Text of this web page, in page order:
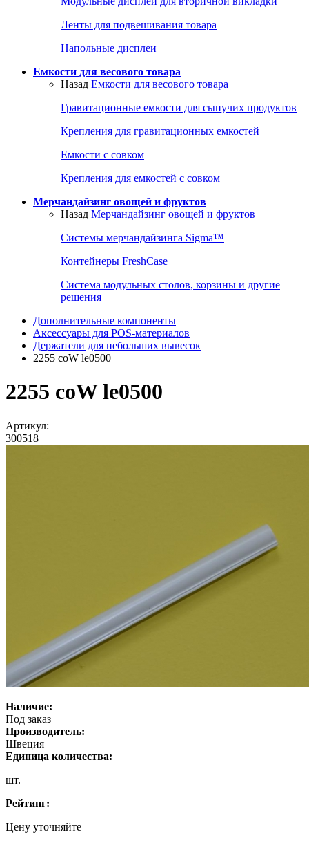
Ленты для подвешивания товара
Напольные дисплеи
Емкости для весового товара
Назад Емкости для весового товара
Гравитационные емкости для сыпучих продуктов
Крепления для гравитационных емкостей
Емкости с совком
Крепления для емкостей с совком
Мерчандайзинг овощей и фруктов
Назад Мерчандайзинг овощей и фруктов
Системы мерчандайзинга Sigma™
Контейнеры FreshCase
Система модульных столов, корзины и другие
решения
Дополнительные компоненты
Аксессуары для POS-материалов
Держатели для небольших вывесок
2255 coW le0500
2255 coW le0500
Артикул:
300518
Наличие:
Под заказ
Производитель:
Швеция
Единица количества:
шт.
Рейтинг:
Цену уточняйте